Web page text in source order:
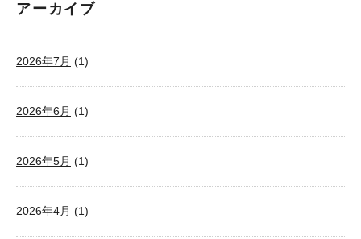
アーカイブ
2026年7月 (1)
2026年6月 (1)
2026年5月 (1)
2026年4月 (1)